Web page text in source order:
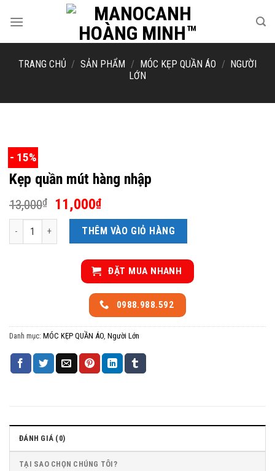
TRANG CHỦ / SẢN PHẨM / MÓC KẸP QUẦN ÁO / NGƯỜI
LỚN
- 15%
Kẹp quần mút hàng nhập
13,000₫
Giá
gốc
13,000₫.
11,000₫Giá
hiện
tại
là:
11,000₫.
Kẹp quần mút hàng nhập số lượng
THÊM VÀO GIỎ HÀNG
ĐẶT MUA NHANH
0988.988.592
Danh mục: MÓC KẸP QUẦN ÁO, Người Lớn
ĐÁNH GIÁ (0)
TẠI SAO CHỌN CHÚNG TÔI?